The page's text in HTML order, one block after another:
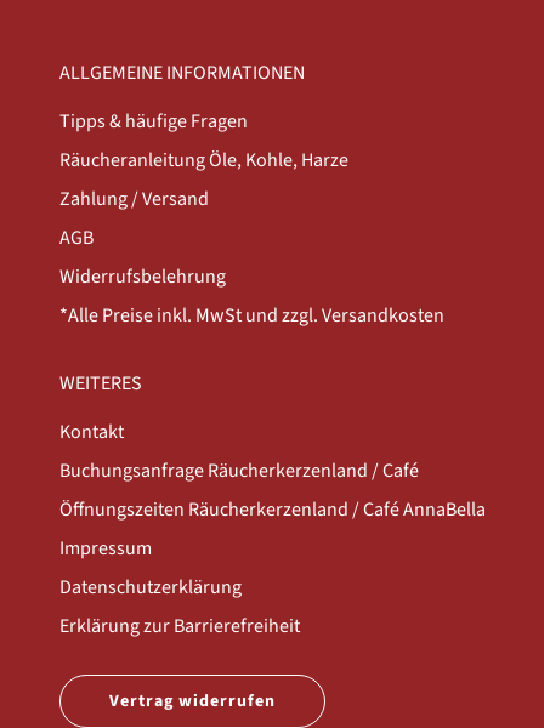
ALLGEMEINE INFORMATIONEN
Tipps & häufige Fragen
Räucheranleitung Öle, Kohle, Harze
Zahlung / Versand
AGB
Widerrufsbelehrung
*Alle Preise inkl. MwSt und zzgl. Versandkosten
WEITERES
Kontakt
Buchungsanfrage Räucherkerzenland / Café
Öffnungszeiten Räucherkerzenland / Café AnnaBella
Impressum
Datenschutzerklärung
Erklärung zur Barrierefreiheit
Vertrag widerrufen